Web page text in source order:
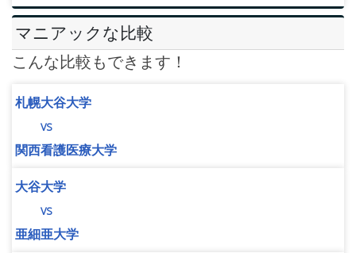
マニアックな比較
こんな比較もできます！
札幌大谷大学
vs
関西看護医療大学
大谷大学
vs
亜細亜大学